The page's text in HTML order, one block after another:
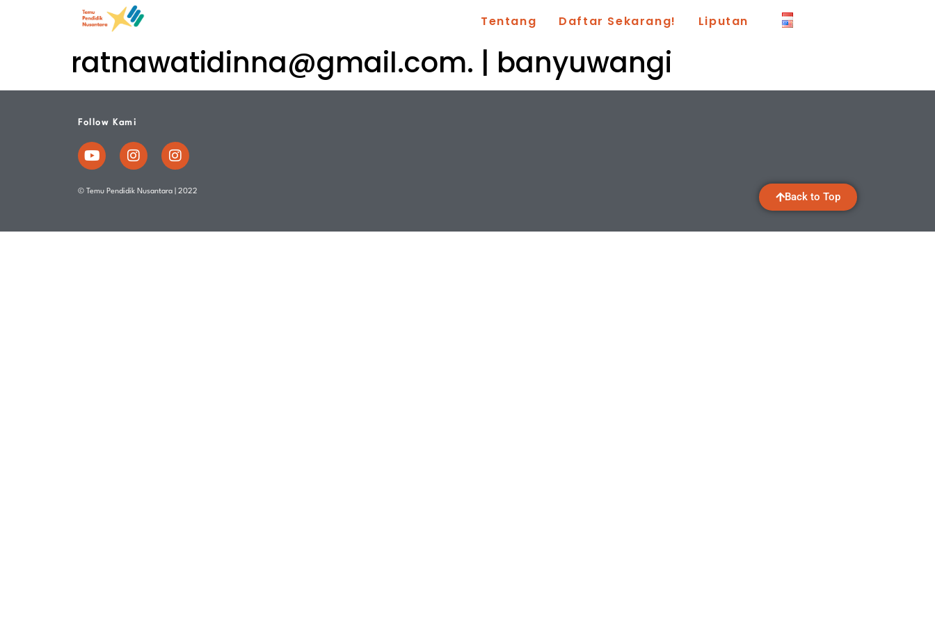
Tentang Daftar Sekarang! Liputan
ratnawatidinna@gmail.com. | banyuwangi
Follow Kami
© Temu Pendidik Nusantara | 2022 Back to Top